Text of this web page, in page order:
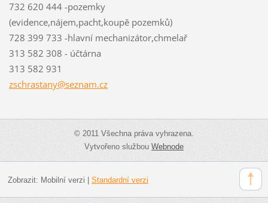
732 620 444 -pozemky
(evidence,nájem,pacht,koupě pozemků)
728 399 733 -hlavní mechanizátor,chmelař
313 582 308 - účtárna
313 582 931
zschrastany@seznam.cz
© 2011 Všechna práva vyhrazena.
Vytvořeno službouWebnode
Zobrazit: Mobilní verzi Standardní verzi